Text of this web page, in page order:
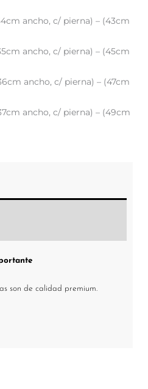
ancho, c/ pierna) – (43cm
ancho, c/ pierna) – (45cm
ancho, c/ pierna) – (47cm
ancho, c/ pierna) – (49cm
son de calidad premium.